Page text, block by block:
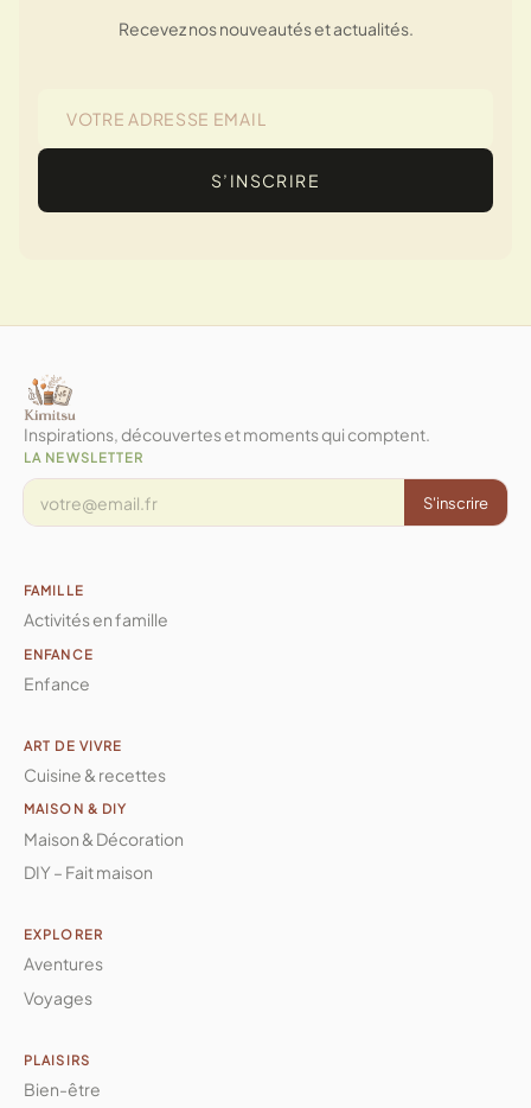
Recevez nos nouveautés et actualités.
S’INSCRIRE
Inspirations, découvertes et moments qui comptent.
LA NEWSLETTER
S'inscrire
FAMILLE
Activités en famille
ENFANCE
Enfance
ART DE VIVRE
Cuisine & recettes
MAISON & DIY
Maison & Décoration
DIY – Fait maison
EXPLORER
Aventures
Voyages
PLAISIRS
Bien-être